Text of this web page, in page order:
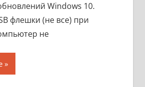
Windows 10.
флешки (не все) при
не